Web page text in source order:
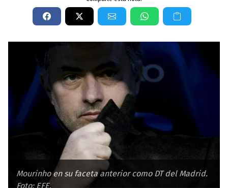
Mourinho en su faceta anterior como DT del Madrid.
Foto: EFE.